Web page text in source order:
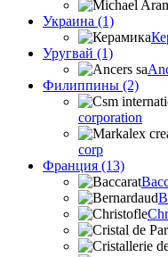
Украина (1)
Уругвай (1)
Филиппины (2)
corporation
corp
Франция (13)